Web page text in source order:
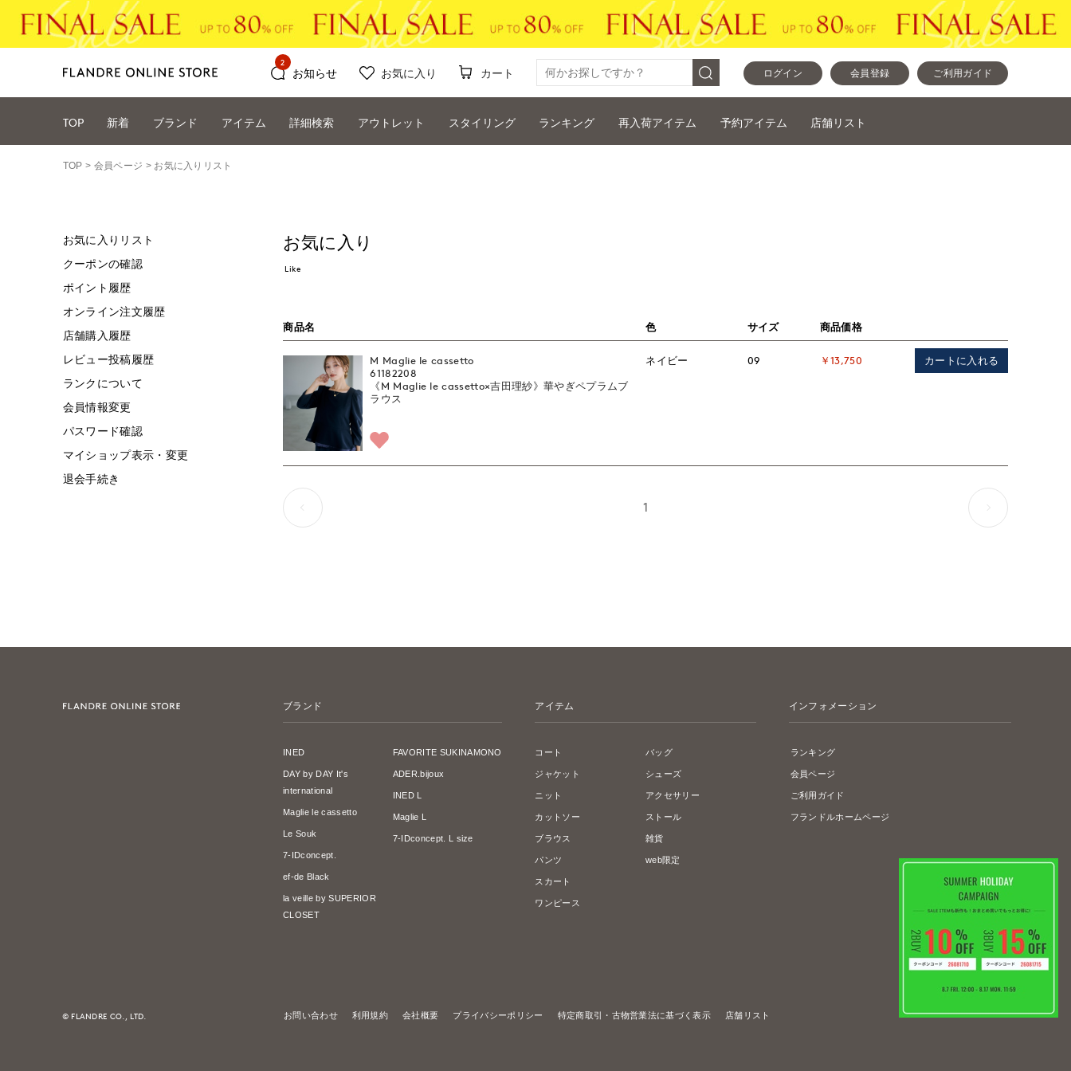
ログイン 会員登録 ご利用ガイド
お知らせ
2
お気に入り カート
TOP 新着 ブランド アイテム 詳細検索 アウトレット スタイリング ランキング 再入荷アイテム 予約アイテム 店舗リスト
TOP 会員ページ お気に入りリスト
お気に入り
Like
商品名 色 サイズ 商品価格
M Maglie le cassetto
61182208
《M Maglie le cassetto×吉田理紗》華やぎペプラムブ
ラウス
ネイビー 09 ￥13,750 カートに入れる
1
お気に入りリスト
クーポンの確認
ポイント履歴
オンライン注文履歴
店舗購入履歴
レビュー投稿履歴
ランクについて
会員情報変更
パスワード確認
マイショップ表示・変更
退会手続き
ブランド
INED
DAY by DAY It's
international
Maglie le cassetto
Le Souk
7-IDconcept.
ef-de Black
la veille by SUPERIOR
CLOSET
FAVORITE SUKINAMONO
ADER.bijoux
INED L
Maglie L
7-IDconcept. L size
アイテム
コート
ジャケット
ニット
カットソー
ブラウス
パンツ
スカート
ワンピース
バッグ
シューズ
アクセサリー
ストール
雑貨
web限定
インフォメーション
ランキング
会員ページ
ご利用ガイド
フランドルホームページ
お問い合わせ 利用規約 会社概要 プライバシーポリシー 特定商取引・古物営業法に基づく表示 店舗リスト
© FLANDRE CO., LTD.